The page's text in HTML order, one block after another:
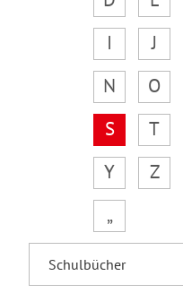
I
J
N
O
S
T
Y
Z
„